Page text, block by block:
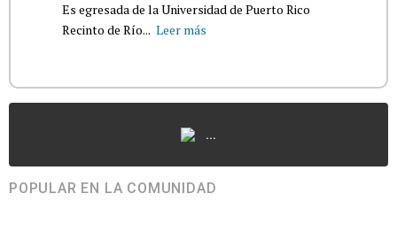
Es egresada de la Universidad de Puerto Rico
Recinto de Río... Leer más
...
POPULAR EN LA COMUNIDAD